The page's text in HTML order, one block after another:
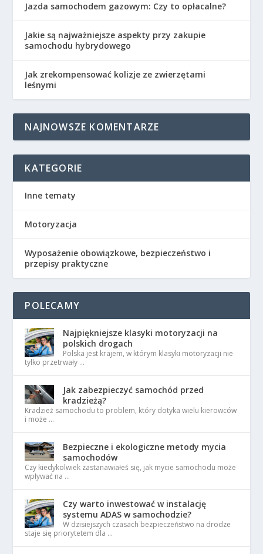
Jazda samochodem gazowym: Czy to opłacalne?
Jakie są najważniejsze aspekty przy zakupie
samochodu hybrydowego
Jak zrekompensować kolizje ze zwierzętami
leśnymi
NAJNOWSZE KOMENTARZE
KATEGORIE
Inne tematy
Motoryzacja
Wyposażenie obowiązkowe, bezpieczeństwo i
przepisy praktyczne
POLECAMY
Najpiękniejsze klasyki motoryzacji na
polskich drogach
Polska jest krajem, w którym klasyki motoryzacji nie
tylko przetrwały …
Jak zabezpieczyć samochód przed
kradzieżą?
Kradzież samochodu to problem, który dotyka wielu kierowców
i może …
Bezpieczne i ekologiczne metody mycia
samochodów
Czy kiedykolwiek zastanawiałeś się, jak mycie samochodu może
wpływać na …
Czy warto inwestować w instalację
systemu ADAS w samochodzie?
W dzisiejszych czasach bezpieczeństwo na drodze
staje się priorytetem dla …